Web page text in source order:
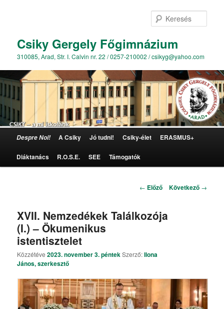
Csiky Gergely Főgimnázium
310085, Arad, Str. I. Calvin nr. 22 / 0257-210002 / csikyg@yahoo.com
Tovább az elsődleges tartalomra
Despre Noi! A Csiky Jó tudni! Csiky-élet ERASMUS+
Diáktanács R.O.S.E. SEE Támogatók
Bejegyzés navigáció
← Előző Következő →
XVII. Nemzedékek Találkozója
(I.) – Ökumenikus
istentisztelet
Közzétéve2023. november 3. péntekSzerző:Ilona
János, szerkesztő